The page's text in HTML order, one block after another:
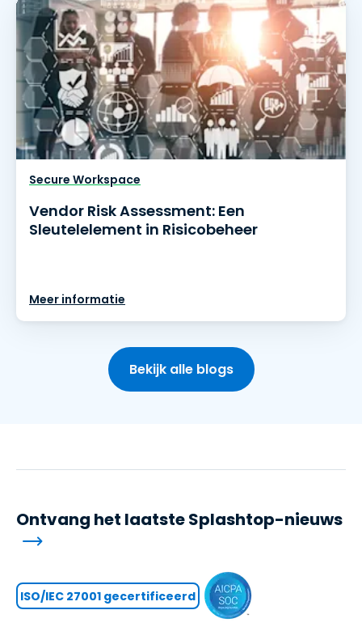
Secure Workspace
Vendor Risk Assessment: Een
Sleutelelement in Risicobeheer
Meer informatie
Bekijk alle blogs
Ontvang het laatste Splashtop-nieuws
ISO/IEC 27001 gecertificeerd